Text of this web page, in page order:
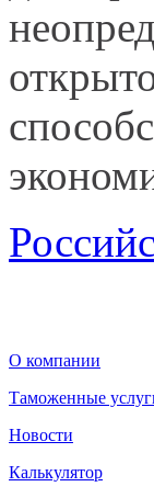
О компании
Таможенные
Новости
Калькулятор